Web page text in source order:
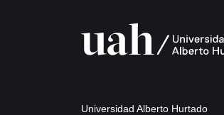
Universidad Alberto Hurtado